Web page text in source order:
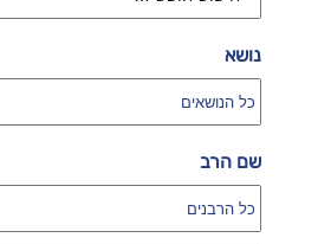
נושא
שם הרב